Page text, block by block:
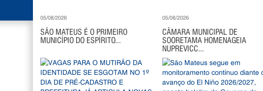
05/08/2026
SÃO MATEUS É O PRIMEIRO
MUNICÍPIO DO ESPÍRITO...
05/08/2026
CÂMARA MUNICIPAL DE
SOORETAMA HOMENAGEIA
NUPREVICC...